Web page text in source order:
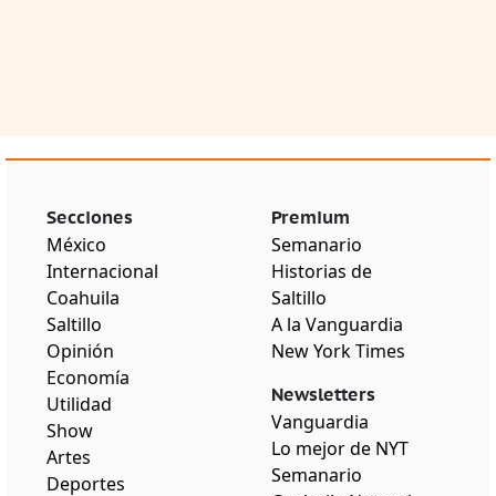
Secciones
México
Internacional
Coahuila
Saltillo
Opinión
Economía
Utilidad
Show
Artes
Deportes
Premium
Semanario
Historias de
Saltillo
A la Vanguardia
New York Times
Newsletters
Vanguardia
Lo mejor de NYT
Semanario